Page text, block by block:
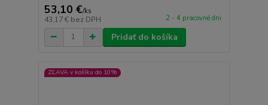
53,10 €/ks
43,17 € bez DPH 2 - 4 pracovné dni
Pridať do košíka
ZĽAVA v košíku do 10%